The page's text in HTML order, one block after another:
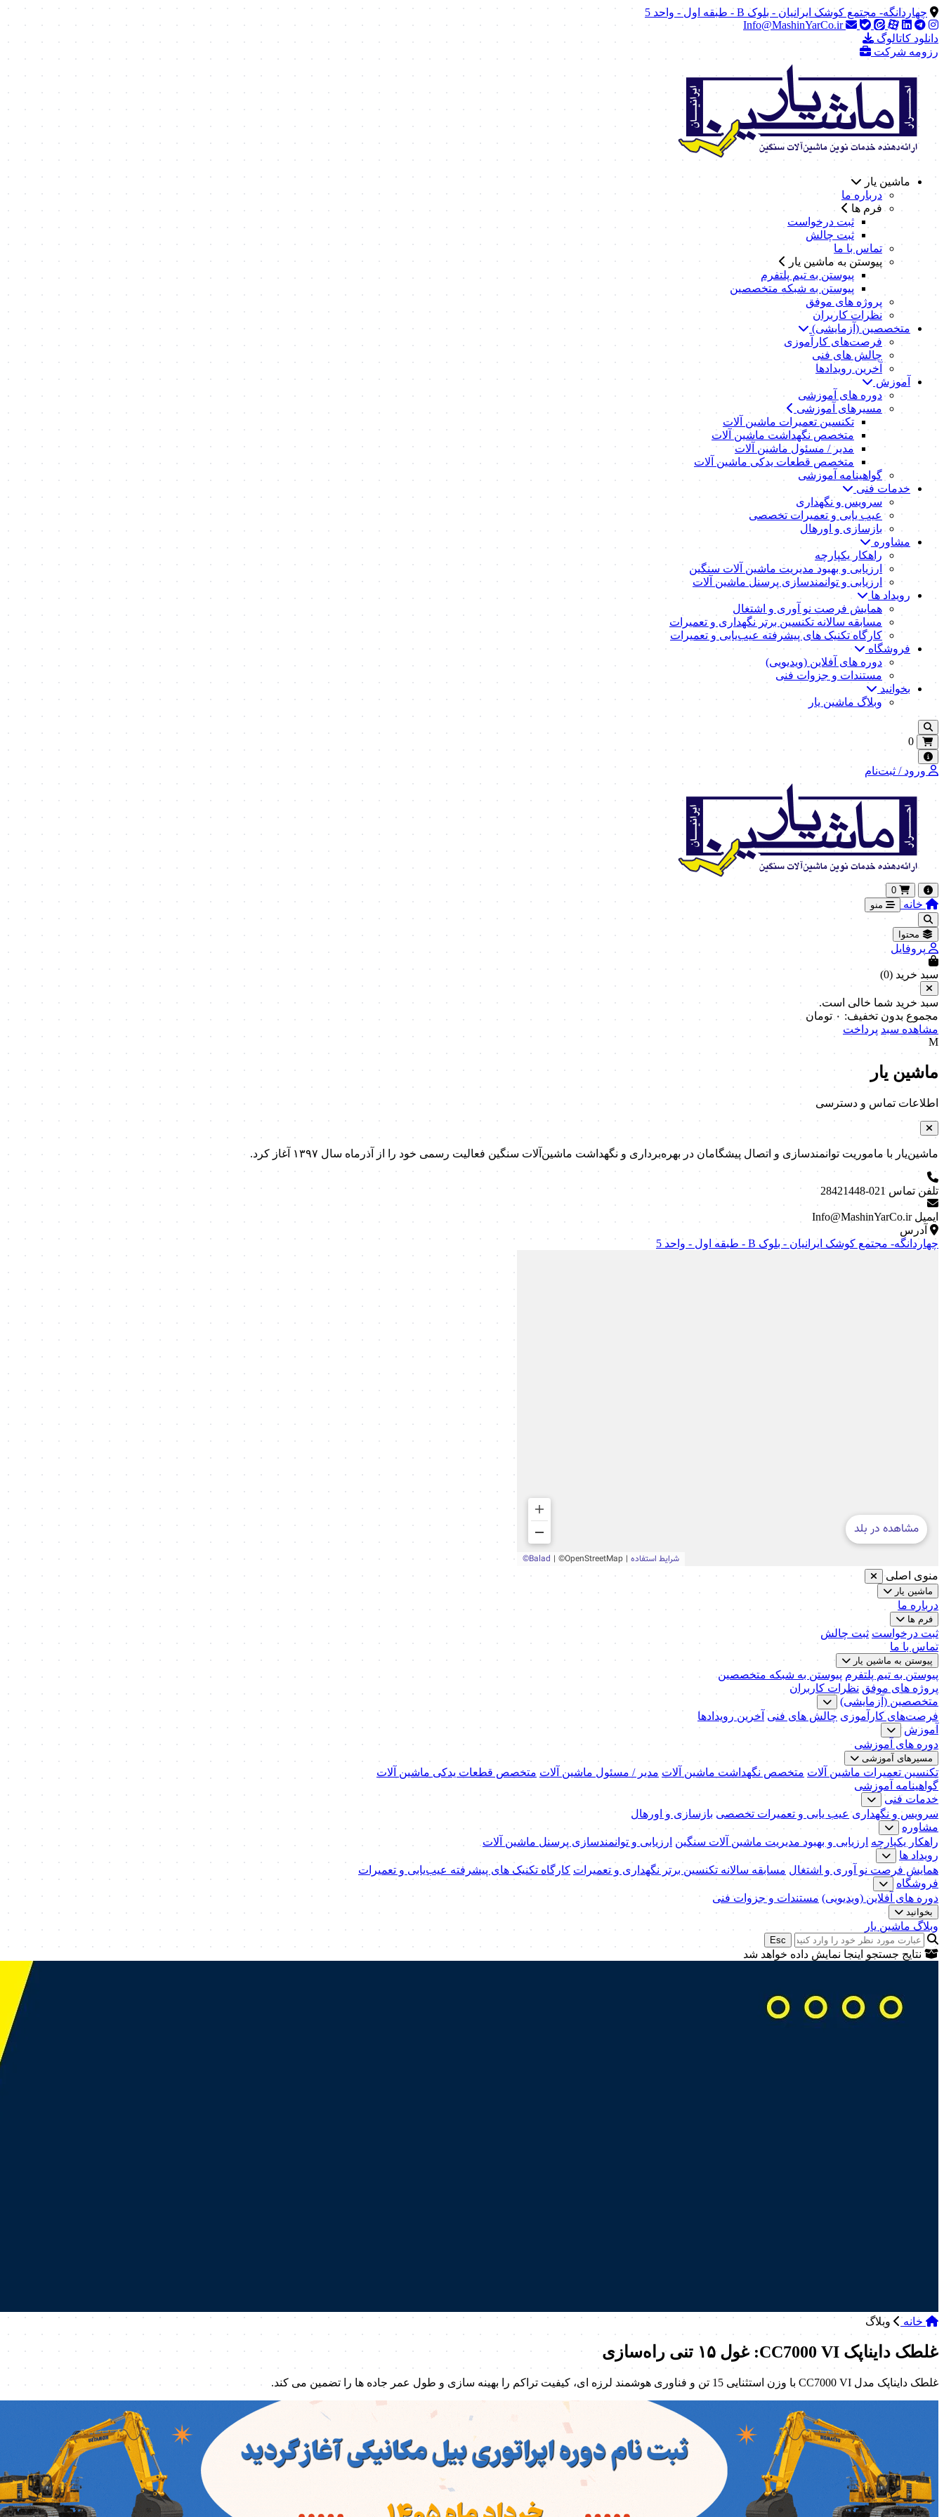
چهاردانگه- مجتمع کوشک ایرانیان - بلوک B - طبقه اول - واحد 5
Info@MashinYarCo.ir
دانلود کاتالوگ
رزومه شرکت
ماشین یار
درباره ما
فرم ها
ثبت درخواست
ثبت چالش
تماس با ما
پیوستن به ماشین یار
پیوستن به تیم پلتفرم
پیوستن به شبکه متخصصین
پروژه های موفق
نظرات کاربران
متخصصین (آزمایشی)
فرصت‌های کارآموزی
چالش های فنی
آخرین رویدادها
آموزش
دوره های آموزشی
مسیرهای آموزشی
تکنسین تعمیرات ماشین آلات
متخصص نگهداشت ماشین آلات
مدیر / مسئول ماشین آلات
متخصص قطعات یدکی ماشین آلات
گواهینامه آموزشی
خدمات فنی
سرویس و نگهداری
عیب یابی و تعمیرات تخصصی
بازسازی و اورهال
مشاوره
راهکار یکپارچه
ارزیابی و بهبود مدیریت ماشین آلات سنگین
ارزیابی و توانمندسازی پرسنل ماشین آلات
رویداد ها
همایش فرصت نو آوری و اشتغال
مسابقه سالانه تکنسین برتر نگهداری و تعمیرات
کارگاه تکنیک‌ های پیشرفته عیب‌یابی و تعمیرات
فروشگاه
دوره های آفلاین (ویدیویی)
مستندات و جزوات فنی
بخوانید
وبلاگ ماشین یار
0
ورود / ثبت‌نام
0
خانه منو
محتوا
پروفایل
سبد خرید (0
)
سبد خرید شما خالی است.
مجموع بدون تخفیف: ۰ تومان
مشاهده سبد پرداخت
M
ماشین یار
اطلاعات تماس و دسترسی
ماشین‌یار با ماموریت توانمندسازی و اتصال پیشگامان در بهره‌برداری و نگهداشت ماشین‌آلات سنگین فعالیت رسمی خود را از آذرماه سال ۱۳۹۷ آغاز کرد.
تلفن تماس 021-28421448
ایمیل Info@MashinYarCo.ir
آدرس
چهاردانگه- مجتمع کوشک ایرانیان - بلوک B - طبقه اول - واحد 5
منوی اصلی
ماشین یار
درباره ما
فرم ها
ثبت درخواست ثبت چالش
تماس با ما
پیوستن به ماشین یار
پیوستن به تیم پلتفرم پیوستن به شبکه متخصصین
پروژه های موفق نظرات کاربران
متخصصین (آزمایشی)
فرصت‌های کارآموزی چالش های فنی آخرین رویدادها
آموزش
دوره های آموزشی
مسیرهای آموزشی
تکنسین تعمیرات ماشین آلات متخصص نگهداشت ماشین آلات مدیر / مسئول ماشین آلات متخصص قطعات یدکی ماشین آلات
گواهینامه آموزشی
خدمات فنی
سرویس و نگهداری عیب یابی و تعمیرات تخصصی بازسازی و اورهال
مشاوره
راهکار یکپارچه ارزیابی و بهبود مدیریت ماشین آلات سنگین ارزیابی و توانمندسازی پرسنل ماشین آلات
رویداد ها
همایش فرصت نو آوری و اشتغال مسابقه سالانه تکنسین برتر نگهداری و تعمیرات کارگاه تکنیک‌ های پیشرفته عیب‌یابی و تعمیرات
فروشگاه
دوره های آفلاین (ویدیویی) مستندات و جزوات فنی
بخوانید
وبلاگ ماشین یار
Esc
نتایج جستجو اینجا نمایش داده خواهد شد
خانه وبلاگ
غلطک دایناپک CC7000 VI: غول ۱۵ تنی راه‌سازی
غلطک دایناپک مدل CC7000 VI با وزن استثنایی 15 تن و فناوری هوشمند لرزه ای، کیفیت تراکم را بهینه سازی و طول عمر جاده ها را تضمین می کند.